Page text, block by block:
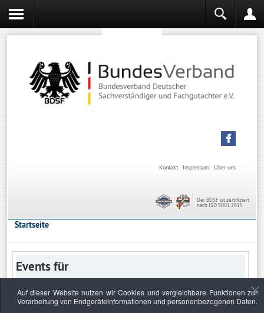
Über uns
Impressum
Kontakt
Der BDSF ist zertifiziert
nach ISO 9001:2015
Startseite
Events für
Auf dieser Website nutzen wir Cookies und vergleichbare Funktionen zur
Verarbeitung von Endgeräteinformationen und personenbezogenen Daten.